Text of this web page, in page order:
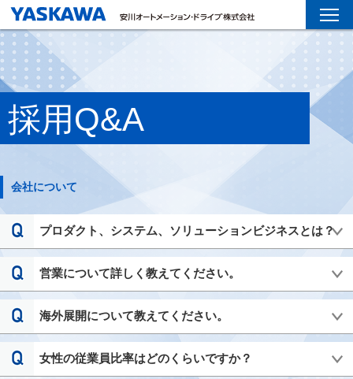
採用Q&A
会社について
プロダクト、システム、ソリューションビジネスとは？
営業について詳しく教えてください。
海外展開について教えてください。
女性の従業員比率はどのくらいですか？